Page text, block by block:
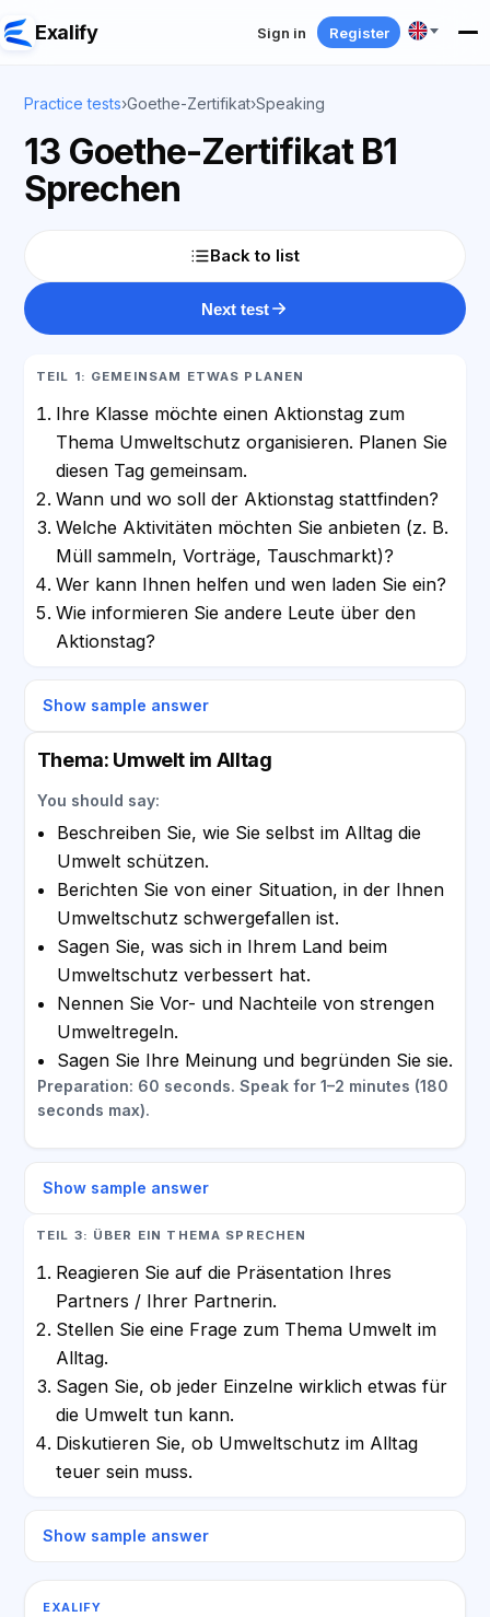
Exalify Sign in Register
Practice tests›Goethe-Zertifikat›Speaking
13 Goethe-Zertifikat B1
Sprechen
Back to list
Next test
TEIL 1: GEMEINSAM ETWAS PLANEN
Ihre Klasse möchte einen Aktionstag zum
Thema Umweltschutz organisieren. Planen Sie
diesen Tag gemeinsam.
Wann und wo soll der Aktionstag stattfinden?
Welche Aktivitäten möchten Sie anbieten (z. B.
Müll sammeln, Vorträge, Tauschmarkt)?
Wer kann Ihnen helfen und wen laden Sie ein?
Wie informieren Sie andere Leute über den
Aktionstag?
Show sample answer
Thema: Umwelt im Alltag
You should say:
Beschreiben Sie, wie Sie selbst im Alltag die
Umwelt schützen.
Berichten Sie von einer Situation, in der Ihnen
Umweltschutz schwergefallen ist.
Sagen Sie, was sich in Ihrem Land beim
Umweltschutz verbessert hat.
Nennen Sie Vor- und Nachteile von strengen
Umweltregeln.
Sagen Sie Ihre Meinung und begründen Sie sie.
Preparation: 60 seconds. Speak for 1–2 minutes (180
seconds max).
Show sample answer
TEIL 3: ÜBER EIN THEMA SPRECHEN
Reagieren Sie auf die Präsentation Ihres
Partners / Ihrer Partnerin.
Stellen Sie eine Frage zum Thema Umwelt im
Alltag.
Sagen Sie, ob jeder Einzelne wirklich etwas für
die Umwelt tun kann.
Diskutieren Sie, ob Umweltschutz im Alltag
teuer sein muss.
Show sample answer
EXALIFY